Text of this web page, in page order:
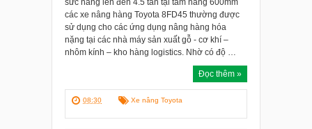
sức nâng lên đến 4.5 tấn tại tâm nâng 600mm
các xe nâng hàng Toyota 8FD45 thường được
sử dụng cho các ứng dụng nâng hàng hóa
nặng tại các nhà máy sản xuất gỗ - cơ khí –
nhôm kính – kho hàng logistics. Nhờ có độ …
Đọc thêm »
08:30 Xe nâng Toyota